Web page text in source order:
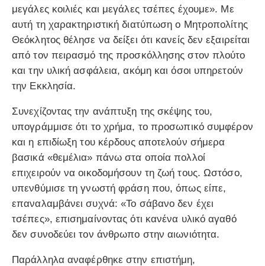
μεγάλες κοιλιές και μεγάλες τσέπες έχουμε». Με
αυτή τη χαρακτηριστική διατύπωση ο Μητροπολίτης
Θεόκλητος θέλησε να δείξει ότι κανείς δεν εξαιρείται
από τον πειρασμό της προσκόλλησης στον πλούτο
και την υλική ασφάλεια, ακόμη και όσοι υπηρετούν
την Εκκλησία.
Συνεχίζοντας την ανάπτυξη της σκέψης του,
υπογράμμισε ότι το χρήμα, το προσωπικό συμφέρον
και η επιδίωξη του κέρδους αποτελούν σήμερα
βασικά «θεμέλια» πάνω στα οποία πολλοί
επιχειρούν να οικοδομήσουν τη ζωή τους. Ωστόσο,
υπενθύμισε τη γνωστή φράση που, όπως είπε,
επαναλαμβάνει συχνά: «Το σάβανο δεν έχει
τσέπες», επισημαίνοντας ότι κανένα υλικό αγαθό
δεν συνοδεύει τον άνθρωπο στην αιωνιότητα.
Παράλληλα αναφέρθηκε στην επιστήμη,